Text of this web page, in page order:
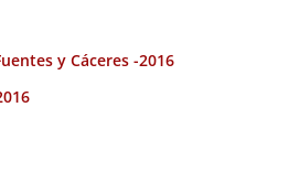
y Cáceres -2016